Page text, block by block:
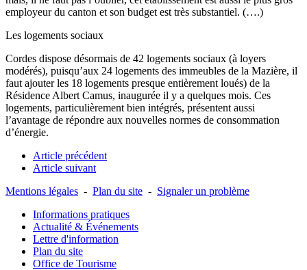
employeur du canton et son budget est très substantiel. (….)
Les logements sociaux
Cordes dispose désormais de 42 logements sociaux (à loyers
modérés), puisqu’aux 24 logements des immeubles de la Mazière, il
faut ajouter les 18 logements presque entièrement loués) de la
Résidence Albert Camus, inaugurée il y a quelques mois. Ces
logements, particulièrement bien intégrés, présentent aussi
l’avantage de répondre aux nouvelles normes de consommation
d’énergie.
Article précédent
Article suivant
Mentions légales - Plan du site - Signaler un problème
Informations pratiques
Actualité & Événements
Lettre d'information
Plan du site
Office de Tourisme